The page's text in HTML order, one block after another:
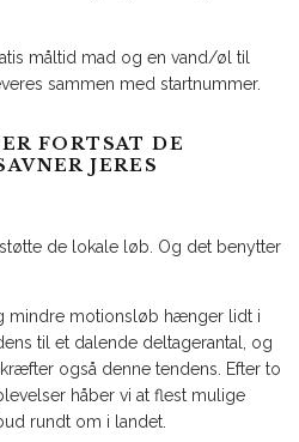
måltid mad og en vand/øl til
sammen med startnummer.
FORTSAT DE
JERES
de lokale løb. Og det benytter
mindre motionsløb hænger lidt i
til et dalende deltagerantal, og
også denne tendens. Efter to
håber vi at flest mulige
rundt om i landet.